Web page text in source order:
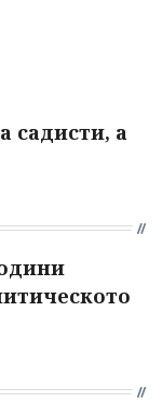
садисти, а